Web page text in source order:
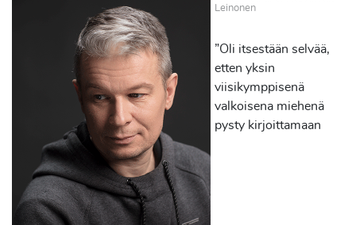
Leinonen
”Oli itsestään selvää,
etten yksin
viisikymppisenä
valkoisena miehenä
pysty kirjoittamaan